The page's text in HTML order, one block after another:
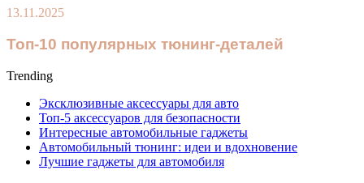
13.11.2025
Топ-10 популярных тюнинг-деталей
Trending
Эксклюзивные аксессуары для авто
Топ-5 аксессуаров для безопасности
Интересные автомобильные гаджеты
Автомобильный тюнинг: идеи и вдохновение
Лучшие гаджеты для автомобиля